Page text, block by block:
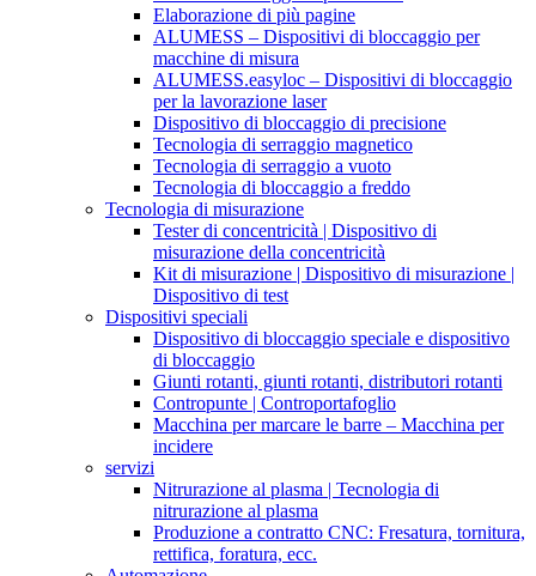
Elaborazione di più pagine
ALUMESS – Dispositivi di bloccaggio per
macchine di misura
ALUMESS.easyloc – Dispositivi di bloccaggio
per la lavorazione laser
Dispositivo di bloccaggio di precisione
Tecnologia di serraggio magnetico
Tecnologia di serraggio a vuoto
Tecnologia di bloccaggio a freddo
Tecnologia di misurazione
Tester di concentricità | Dispositivo di
misurazione della concentricità
Kit di misurazione | Dispositivo di misurazione |
Dispositivo di test
Dispositivi speciali
Dispositivo di bloccaggio speciale e dispositivo
di bloccaggio
Giunti rotanti, giunti rotanti, distributori rotanti
Contropunte | Controportafoglio
Macchina per marcare le barre – Macchina per
incidere
servizi
Nitrurazione al plasma | Tecnologia di
nitrurazione al plasma
Produzione a contratto CNC: Fresatura, tornitura,
rettifica, foratura, ecc.